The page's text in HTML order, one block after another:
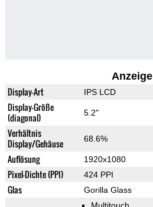
Anzeige
Display-Art IPS LCD
Display-Größe
(diagonal)
5.2"
Verhältnis
Display/Gehäuse
68.6%
Auflösung 1920x1080
Pixel-Dichte (PPI) 424 PPI
Glas Gorilla Glass